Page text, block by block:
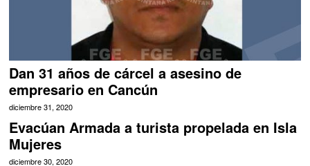
Dan 31 años de cárcel a asesino de
empresario en Cancún
diciembre 31, 2020
Evacúan Armada a turista propelada en Isla
Mujeres
diciembre 30, 2020